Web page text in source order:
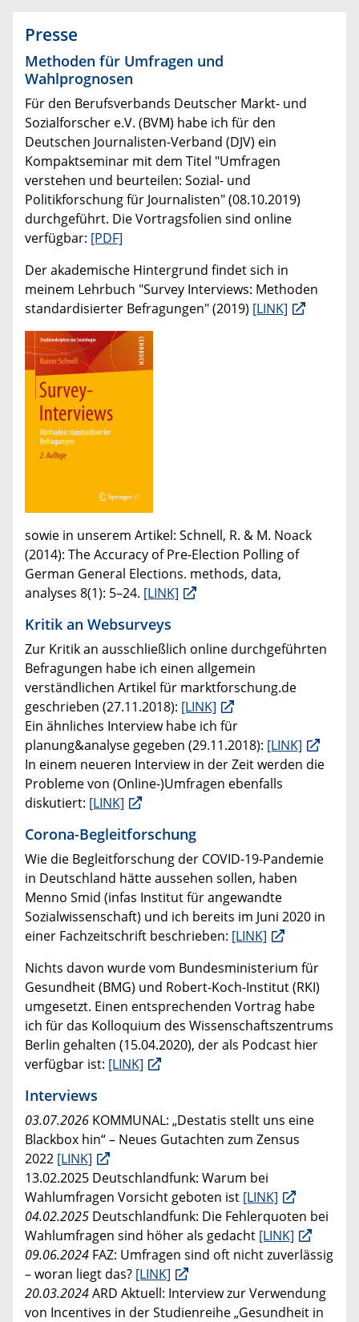
Presse
Methoden für Umfragen und
Wahlprognosen
Für den Berufsverbands Deutscher Markt- und
Sozialforscher e.V. (BVM) habe ich für den
Deutschen Journalisten-Verband (DJV) ein
Kompaktseminar mit dem Titel "Umfragen
verstehen und beurteilen: Sozial- und
Politikforschung für Journalisten" (08.10.2019)
durchgeführt. Die Vortragsfolien sind online
verfügbar: [PDF]
Der akademische Hintergrund findet sich in
meinem Lehrbuch "Survey Interviews: Methoden
standardisierter Befragungen" (2019) [LINK]
sowie in unserem Artikel: Schnell, R. & M. Noack
(2014): The Accuracy of Pre-Election Polling of
German General Elections. methods, data,
analyses 8(1): 5–24. [LINK]
Kritik an Websurveys
Zur Kritik an ausschließlich online durchgeführten
Befragungen habe ich einen allgemein
verständlichen Artikel für marktforschung.de
geschrieben (27.11.2018): [LINK]
Ein ähnliches Interview habe ich für
planung&analyse gegeben (29.11.2018): [LINK]
In einem neueren Interview in der Zeit werden die
Probleme von (Online-)Umfragen ebenfalls
diskutiert: [LINK]
Corona-Begleitforschung
Wie die Begleitforschung der COVID-19-Pandemie
in Deutschland hätte aussehen sollen, haben
Menno Smid (infas Institut für angewandte
Sozialwissenschaft) und ich bereits im Juni 2020 in
einer Fachzeitschrift beschrieben: [LINK]
Nichts davon wurde vom Bundesministerium für
Gesundheit (BMG) und Robert-Koch-Institut (RKI)
umgesetzt. Einen entsprechenden Vortrag habe
ich für das Kolloquium des Wissenschaftszentrums
Berlin gehalten (15.04.2020), der als Podcast hier
verfügbar ist: [LINK]
Interviews
03.07.2026 KOMMUNAL: „Destatis stellt uns eine
Blackbox hin“ – Neues Gutachten zum Zensus
2022 [LINK]
13.02.2025 Deutschlandfunk: Warum bei
Wahlumfragen Vorsicht geboten ist [LINK]
04.02.2025 Deutschlandfunk: Die Fehlerquoten bei
Wahlumfragen sind höher als gedacht [LINK]
09.06.2024 FAZ: Umfragen sind oft nicht zuverlässig
– woran liegt das? [LINK]
20.03.2024ARD Aktuell: Interview zur Verwendung
von Incentives in der Studienreihe „Gesundheit in